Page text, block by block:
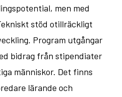
men med
stöd otillräckligt
Program utgångar
bidrag från stipendiater
människor. Det finns
lärande och